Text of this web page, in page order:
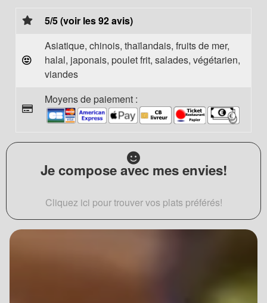
5/5 (voir les 92 avis)
Asiatique, chinois, thaïlandais, fruits de mer,
halal, japonais, poulet frit, salades, végétarien,
viandes
Moyens de paiement :
Je compose avec mes envies!
Cliquez ici pour trouver vos plats préférés!